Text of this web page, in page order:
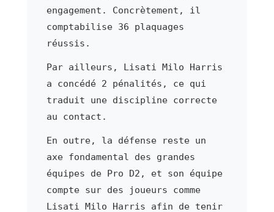
engagement. Concrètement, il
comptabilise 36 plaquages
réussis.
Par ailleurs, Lisati Milo Harris
a concédé 2 pénalités, ce qui
traduit une discipline correcte
au contact.
En outre, la défense reste un
axe fondamental des grandes
équipes de Pro D2, et son équipe
compte sur des joueurs comme
Lisati Milo Harris afin de tenir